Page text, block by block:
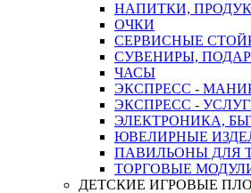
НАПИТКИ,
ОЧКИ
СЕРВИСНЫЕ
СУВЕНИРЫ,
ЧАСЫ
ЭКСПРЕСС -
ЭКСПРЕСС -
ЭЛЕКТРОНИКА,
ЮВЕЛИРНЫЕ
ПАВИЛЬОНЫ ДЛЯ
ТОРГОВЫЕ
ДЕТСКИЕ ИГРОВЫЕ